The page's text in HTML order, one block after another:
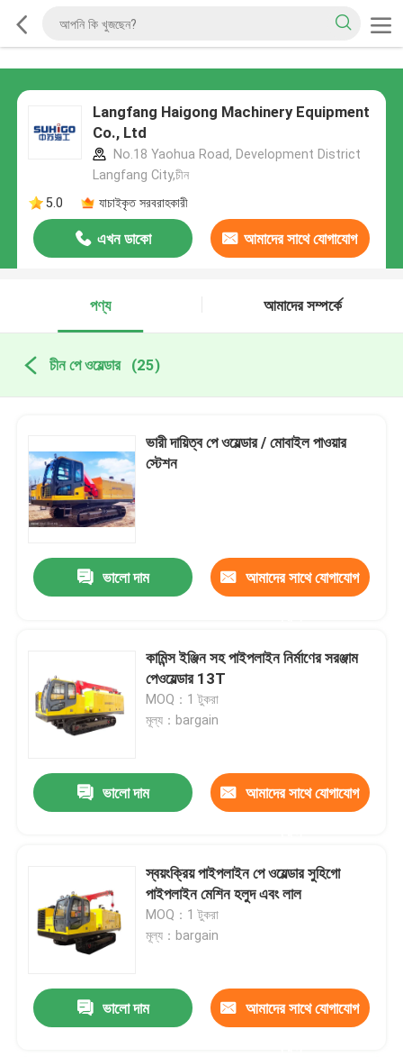
Langfang Haigong Machinery Equipment
Co., Ltd
No.18 Yaohua Road, Development District
Langfang City,চীন
5.0
যাচাইকৃত সরবরাহকারী
এখন ডাকো আমাদের সাথে যোগাযোগ
পণ্য
আমাদের সম্পর্কে
চীন পে ওয়েল্ডার (25)
ভারী দায়িত্ব পে ওয়েল্ডার / মোবাইল পাওয়ার
স্টেশন
ভালো দাম আমাদের সাথে যোগাযোগ
কামিন্স ইঞ্জিন সহ পাইপলাইন নির্মাণের সরঞ্জাম
পেওয়েল্ডার 13T
MOQ：1 টুকরা
মূল্য：bargain
ভালো দাম আমাদের সাথে যোগাযোগ
স্বয়ংক্রিয় পাইপলাইন পে ওয়েল্ডার সুহিগো
পাইপলাইন মেশিন হলুদ এবং লাল
MOQ：1 টুকরা
মূল্য：bargain
ভালো দাম আমাদের সাথে যোগাযোগ